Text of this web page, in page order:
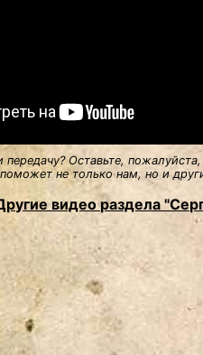
передачу? Оставьте,
поможет не только нам, но и
видео раздела